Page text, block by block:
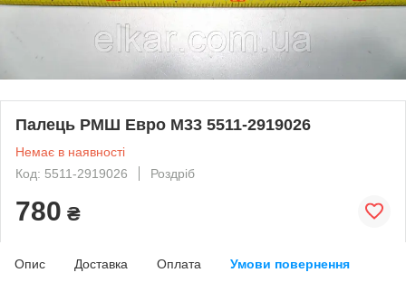
Палець РМШ Евро М33 5511-2919026
Немає в наявності
Код: 5511-2919026
Роздріб
780 ₴
Опис Доставка Оплата Умови повернення